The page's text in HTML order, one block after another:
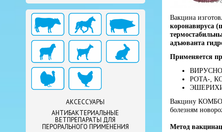
АКСЕССУАРЫ
АНТИБАКТЕРИАЛЬНЫЕ
ВЕТПРЕПАРАТЫ ДЛЯ
ПЕРОРАЛЬНОГО ПРИМЕНЕНИЯ
Вакцина
коронавируса
адъюванта
Применяется
РОТА-,
Вакцину
болезням
Метод